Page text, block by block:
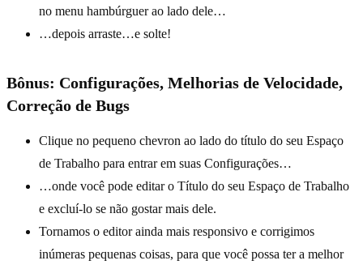
no menu hambúrguer ao lado dele…
…depois arraste…e solte!
Bônus: Configurações, Melhorias de Velocidade,
Correção de Bugs
Clique no pequeno chevron ao lado do título do seu Espaço
de Trabalho para entrar em suas Configurações…
…onde você pode editar o Título do seu Espaço de Trabalho
e excluí-lo se não gostar mais dele.
Tornamos o editor ainda mais responsivo e corrigimos
inúmeras pequenas coisas, para que você possa ter a melhor